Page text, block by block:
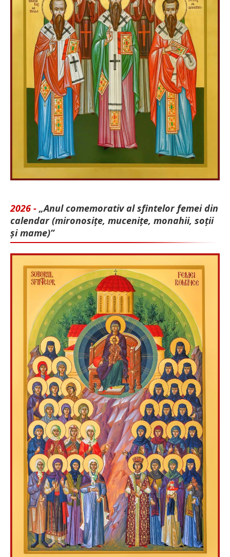
2026 - „Anul comemorativ al sfintelor femei din
calendar (mironosițe, mu­cenițe, monahii, soții
și mame)”